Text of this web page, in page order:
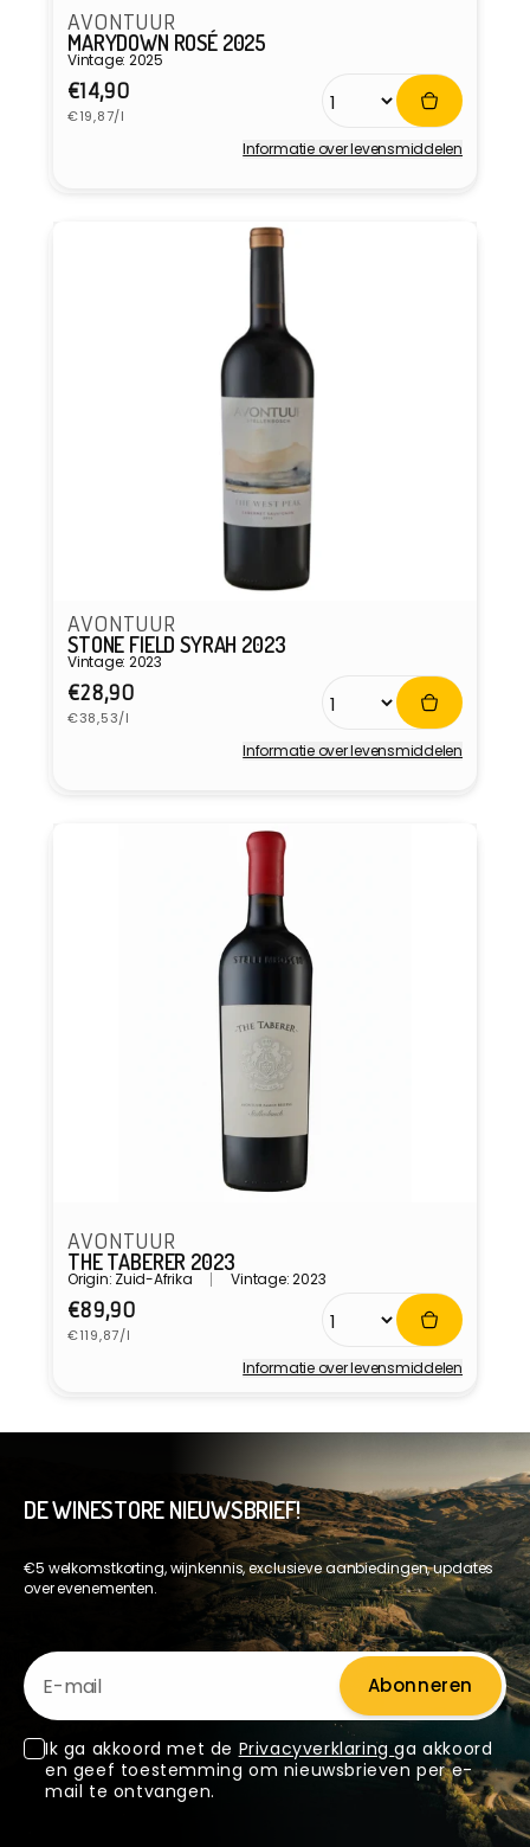
AVONTUUR
MARYDOWN ROSÉ 2025
Vintage: 2025
Normale
prijs
€14,90
Eenheidsprijs
€19,87/l
Informatie over levensmiddelen
AVONTUUR
STONE FIELD SYRAH 2023
Vintage: 2023
Normale
prijs
€28,90
Eenheidsprijs
€38,53/l
Informatie over levensmiddelen
AVONTUUR
THE TABERER 2023
Origin: Zuid-Afrika Vintage: 2023
Normale
prijs
€89,90
Eenheidsprijs
€119,87/l
Informatie over levensmiddelen
DE WINESTORE NIEUWSBRIEF!
€5 welkomstkorting, wijnkennis, exclusieve aanbiedingen, updates
over evenementen.
E-mail
Abonneren
Ik ga akkoord met de Privacyverklaringga akkoord
en geef toestemming om nieuwsbrieven per e-
mail te ontvangen.